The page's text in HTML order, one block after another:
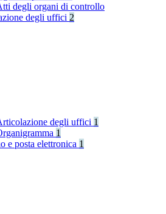
degli organi di controllo
degli uffici 2
degli uffici 1
1
e posta elettronica 1